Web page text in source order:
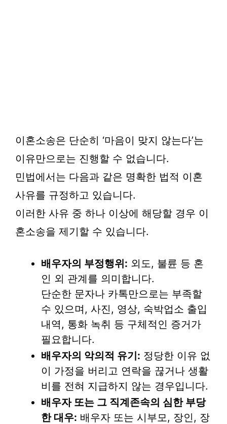
이혼소송은 단순히 ‘마음이 맞지 않는다’는
이유만으로는 진행할 수 없습니다.
민법에서는 다음과 같은 명확한 법적 이혼
사유를 규정하고 있습니다.
이러한 사유 중 하나 이상에 해당할 경우 이
혼소송을 제기할 수 있습니다.
배우자의 부정행위: 외도, 불륜 등 혼
인 외 관계를 의미합니다.
단순한 문자나 카톡만으로는 부족할
수 있으며, 사진, 영상, 숙박업소 출입
내역, 통화 녹취 등 구체적인 증거가
필요합니다.
배우자의 악의적 유기: 정당한 이유 없
이 가정을 버리고 연락을 끊거나 생활
비를 전혀 지급하지 않는 경우입니다.
배우자 또는 그 직계존속의 심한 부당
한 대우: 배우자 또는 시부모, 장인, 장